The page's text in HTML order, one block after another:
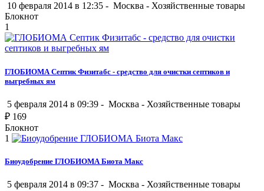
10 февраля 2014 в 12:35 - Москва - Хозяйственные товары
Блокнот
1
ГЛОБИОМА Септик Физитабс - средство для очистки септиков и
выгребных ям
5 февраля 2014 в 09:39 - Москва - Хозяйственные товары
₽ 169
Блокнот
1
Биоудобрение ГЛОБИОМА Биота Макс
5 февраля 2014 в 09:37 - Москва - Хозяйственные товары